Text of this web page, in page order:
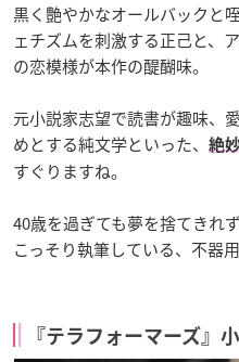
黒く艶やかなオールバックと
ェチズムを刺激する正己と、
の恋模様が本作の醍醐味。
元小説家志望で読書が趣味、
めとする純文学といった、
絶
すぐりますね。
40歳を過ぎても夢を捨てきれ
こっそり執筆している、不器
『テラフォーマーズ』